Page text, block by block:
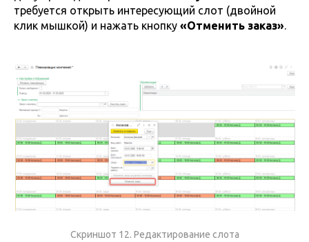
требуется открыть интересующий слот (двойной
клик мышкой) и нажать кнопку «Отменить заказ»
Скриншот 12. Редактирование слота